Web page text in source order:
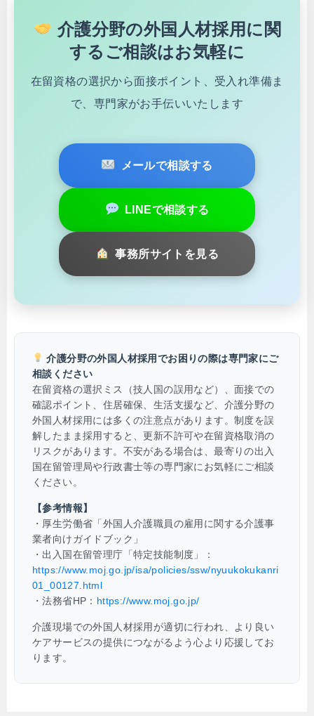
介護分野の外国人材採用に関
するご相談はお気軽に
在留資格の選択から面接ポイント、受入れ準備ま
で、専門家がお手伝いいたします
メールで相談する
LINEで相談する
事務所サイトを見る
介護分野の外国人材採用でお困りの際は専門家にご
相談ください
在留資格の選択ミス（技人国の誤用など）、面接での
確認ポイント、住居確保、生活支援など、介護分野の
外国人材採用には多くの注意点があります。制度を誤
解したまま採用すると、更新不許可や在留資格取消の
リスクがあります。不安がある場合は、最寄りの出入
国在留管理局や行政書士等の専門家にお気軽にご相談
ください。
【参考情報】
・厚生労働省「外国人介護職員の雇用に関する介護事
業者向けガイドブック」
・出入国在留管理庁「特定技能制度」：
https://www.moj.go.jp/isa/policies/ssw/nyuukokukanri
01_00127.html
・法務省HP： https://www.moj.go.jp/
介護現場での外国人材採用が適切に行われ、より良い
ケアサービスの提供につながるよう心より応援してお
ります。